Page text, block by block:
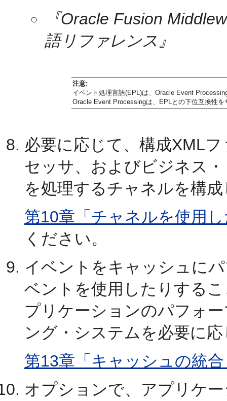
『Oracle Fusion
語リファレンス』
注意:
イベント処理言語(EPL)は、Oracle Event
Oracle Event Processingは、EPLとの下位互換性を
必要に応じて、構成XML
セッサ、およびビジネス
を処理するチャネルを構
第10章「チャネルを使用
ください。
イベントをキャッシュに
ベントを使用したりする
プリケーションのパフォ
ング・システムを必要に
第13章「キャッシュの統
オプションで、アプリケ